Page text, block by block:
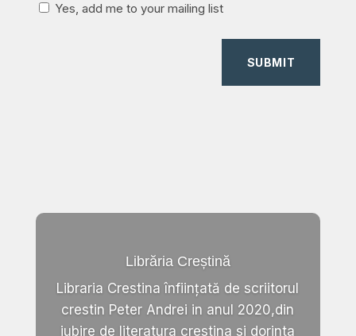
Yes, add me to your mailing list
SUBMIT
Librăria Creștină
Libraria Crestina înființată de scriitorul
crestin Peter Andrei in anul 2020,din
iubire de literatura crestina si dorinta